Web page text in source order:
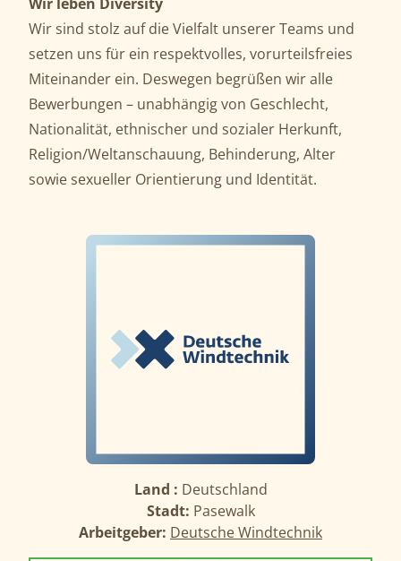
Wir sind stolz auf die Vielfalt unserer Teams und
setzen uns für ein respektvolles, vorurteilsfreies
Miteinander ein. Deswegen begrüßen wir alle
Bewerbungen – unabhängig von Geschlecht,
Nationalität, ethnischer und sozialer Herkunft,
Religion/Weltanschauung, Behinderung, Alter
sowie sexueller Orientierung und Identität.
Land : Deutschland
Stadt: Pasewalk
Arbeitgeber: Deutsche Windtechnik